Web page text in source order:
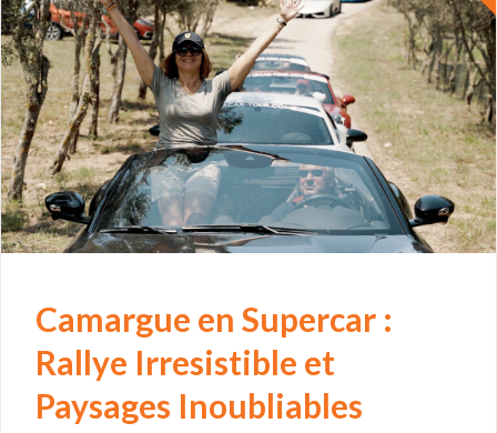
Camargue en Supercar :
Rallye Irresistible et
Paysages Inoubliables